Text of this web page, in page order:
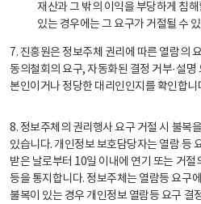
재산과 그 밖의 이익을 부당하게 침
있는 경우에는 그 요구가 거절될 수
7. 진흥원은 정보주체 권리에 따른 열람의
동의철회의 요구, 자동화된 결정 거부·설명
본인이거나 정당한 대리인인지를 확인합니
8. 정보주체의 권리행사 요구 거절 시 불복
있습니다. 개인정보 보호담당자는 열람 등
받은 날로부터 10일 이내에 연기 또는 거절
등을 통지합니다. 정보주체는 열람등 요구
불복이 있는 경우 개인정보 열람등 요구 결